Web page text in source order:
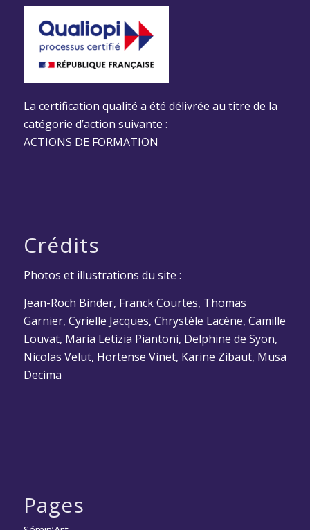
La certification qualité a été délivrée au titre de la
catégorie d’action suivante :
ACTIONS DE FORMATION
Crédits
Photos et illustrations du site :
Jean-Roch Binder, Franck Courtes, Thomas
Garnier, Cyrielle Jacques, Chrystèle Lacène, Camille
Louvat, Maria Letizia Piantoni, Delphine de Syon,
Nicolas Velut, Hortense Vinet, Karine Zibaut, Musa
Decima
Pages